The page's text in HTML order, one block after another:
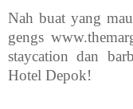
Nah buat yang
gengs
staycation dan
Hotel Depok!